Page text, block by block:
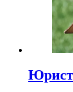
Юрист